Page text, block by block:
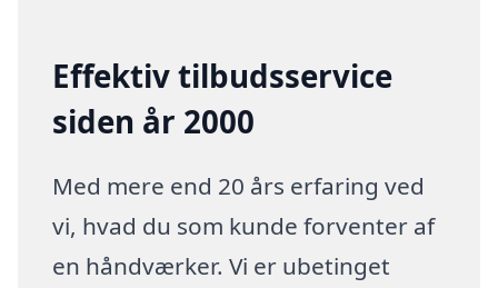
Effektiv tilbudsservice
siden år 2000
Med mere end 20 års erfaring ved
vi, hvad du som kunde forventer af
en håndværker. Vi er ubetinget